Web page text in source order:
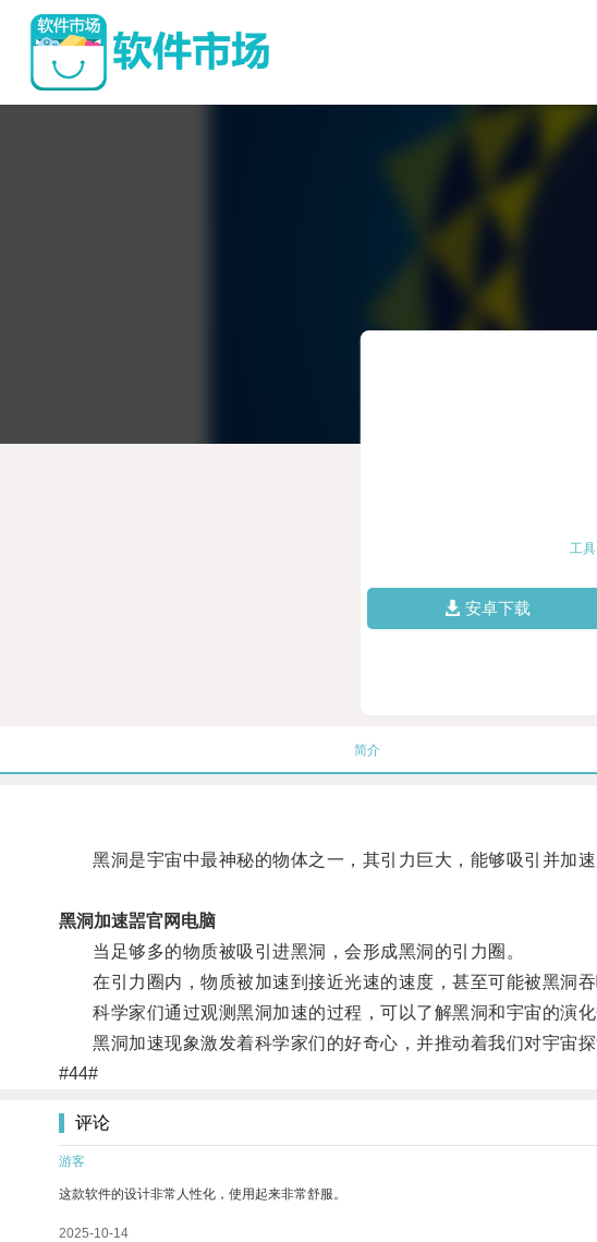
工具
安卓下载
简介
黑洞是宇宙中最神秘的物体之一，其引力巨大，能够吸引并加速
黑洞加速噐官网电脑
当足够多的物质被吸引进黑洞，会形成黑洞的引力圈。
在引力圈内，物质被加速到接近光速的速度，甚至可能被黑洞吞
科学家们通过观测黑洞加速的过程，可以了解黑洞和宇宙的演化
黑洞加速现象激发着科学家们的好奇心，并推动着我们对宇宙探
#44#
评论
游客
这款软件的设计非常人性化，使用起来非常舒服。
2025-10-14